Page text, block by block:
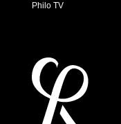
Philo TV